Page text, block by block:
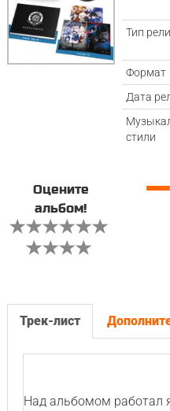
Тип
Формат
Дата
стили
Оцените
альбом!
—
Трек-лист
Над альбомом работал